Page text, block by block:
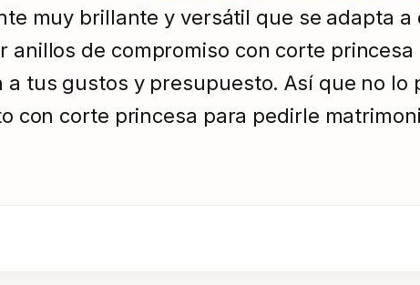
muy brillante y versátil que se adapta
anillos de compromiso con corte
tus gustos y presupuesto. Así que no
con corte princesa para pedirle